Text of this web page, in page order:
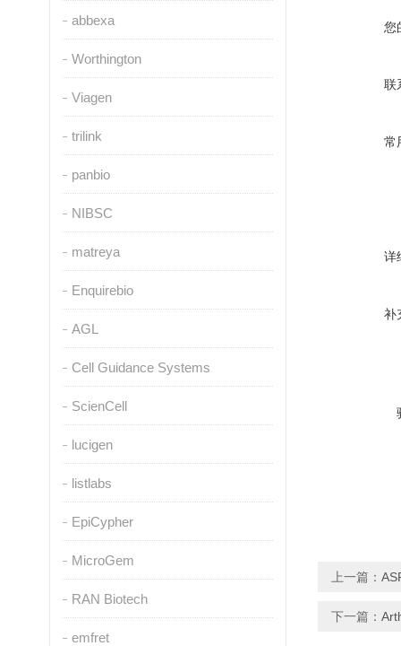
abbexa
Worthington
Viagen
trilink
panbio
NIBSC
matreya
Enquirebio
AGL
Cell Guidance Systems
ScienCell
lucigen
listlabs
EpiCypher
MicroGem
RAN Biotech
emfret
您
联
常
详
补
上一篇：
下一篇：